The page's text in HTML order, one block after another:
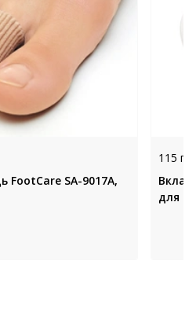
FootCare SA-9017A,
115
для